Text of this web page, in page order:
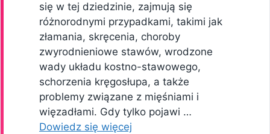
się w tej dziedzinie, zajmują się
różnorodnymi przypadkami, takimi jak
złamania, skręcenia, choroby
zwyrodnieniowe stawów, wrodzone
wady układu kostno-stawowego,
schorzenia kręgosłupa, a także
problemy związane z mięśniami i
więzadłami. Gdy tylko pojawi …
Dowiedz się więcej